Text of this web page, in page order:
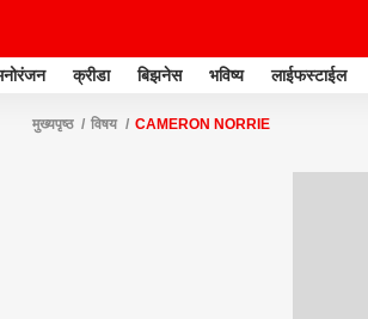
क्रीडा बिझनेस भविष्य लाईफस्टाईल
मुख्यपृष्ठ विषय CAMERON NORRIE